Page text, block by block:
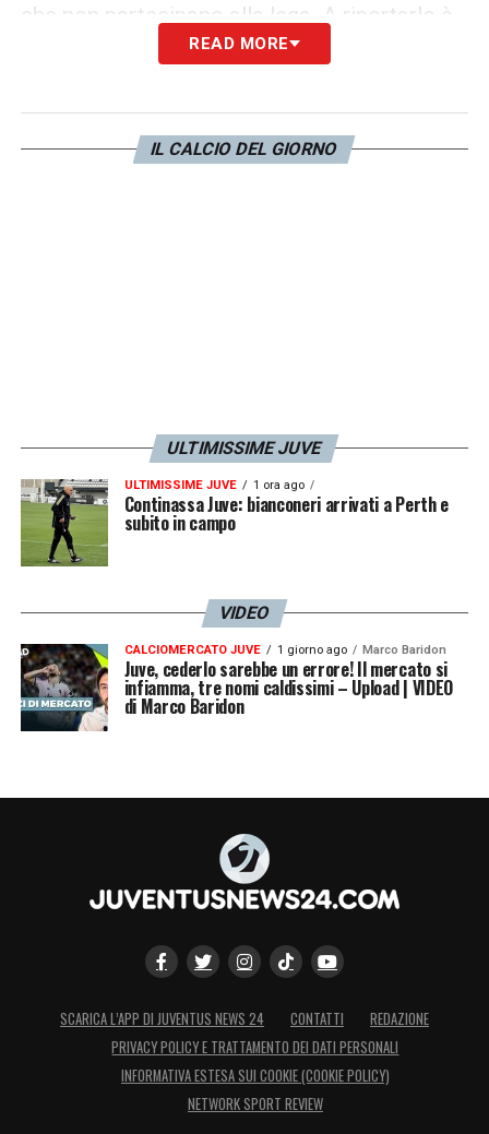
che non partecipano alla lega. A riportarlo è
LA PLAYLIST DELLE NOSTRE TOP NEWS
READ MORE
IL CALCIO DEL GIORNO
ULTIMISSIME JUVE
ULTIMISSIME JUVE 1 ora ago
Continassa Juve: bianconeri arrivati a Perth e
subito in campo
VIDEO
CALCIOMERCATO JUVE 1 giorno ago Marco Baridon
Juve, cederlo sarebbe un errore! Il mercato si
infiamma, tre nomi caldissimi – Upload | VIDEO
di Marco Baridon
SCARICA L’APP DI JUVENTUS NEWS 24 CONTATTI
REDAZIONE
PRIVACY POLICY E TRATTAMENTO DEI DATI PERSONALI
INFORMATIVA ESTESA SUI COOKIE (COOKIE POLICY)
NETWORK SPORT REVIEW